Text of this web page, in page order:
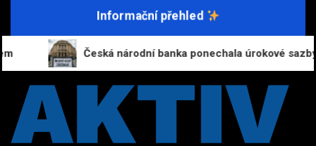
Informační přehled
Česká národní banka ponechala úrokové sazby na